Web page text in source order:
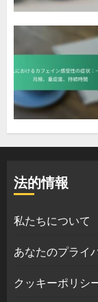
法的情報
私たちについて
あなたのプライ
クッキーポリシ